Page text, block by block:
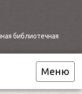
библиотечная
Меню